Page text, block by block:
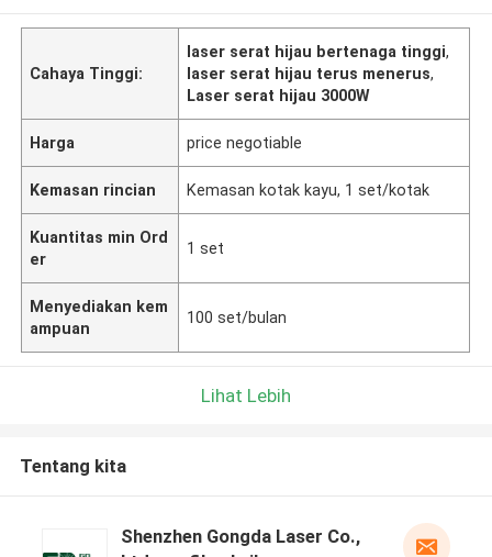
Cahaya Tinggi:
laser serat hijau bertenaga tinggi,
laser serat hijau terus menerus,
Laser serat hijau 3000W
Harga price negotiable
Kemasan rincian Kemasan kotak kayu, 1 set/kotak
Kuantitas min Ord
er
1 set
Menyediakan kem
ampuan
100 set/bulan
Lihat Lebih
Tentang kita
Shenzhen Gongda Laser Co.,